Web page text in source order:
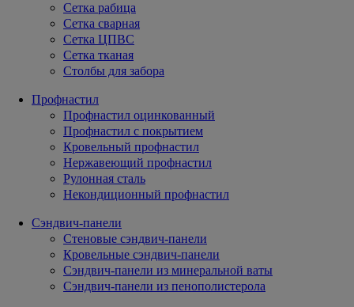
Сетка рабица
Сетка сварная
Сетка ЦПВС
Сетка тканая
Столбы для забора
Профнастил
Профнастил оцинкованный
Профнастил с покрытием
Кровельный профнастил
Нержавеющий профнастил
Рулонная сталь
Некондиционный профнастил
Сэндвич-панели
Стеновые сэндвич-панели
Кровельные сэндвич-панели
Сэндвич-панели из минеральной ваты
Сэндвич-панели из пенополистерола